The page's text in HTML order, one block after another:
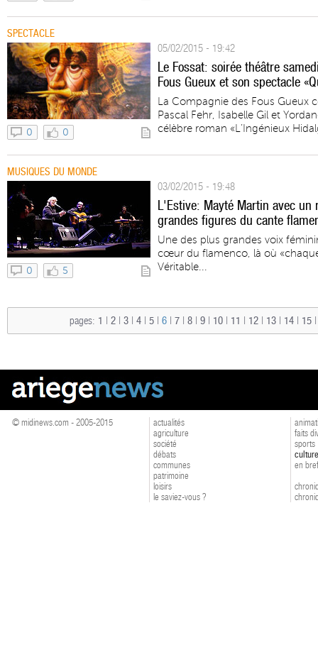
SPECTACLE
0 0
05/02/2015 - 19:42
Le Fossat: soirée théâtre
Fous Gueux et son spectacle
La Compagnie des Fous Gueux
Pascal Fehr, Isabelle Gil et
célèbre roman «L’Ingénieux
MUSIQUES DU MONDE
0 5
03/02/2015 - 19:48
L'Estive: Mayté Martin avec
grandes figures du cante
Une des plus grandes voix
cœur du flamenco, là où
Véritable...
pages: 1 2 3 4 5 6 7 8 9 10 11 12 13 14 15
© midinews.com - 2005-2015
actualités
agriculture
société
débats
communes
patrimoine
loisirs
le saviez-vous ?
faits
sports
culture
en bref